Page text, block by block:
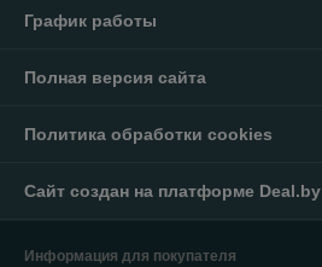
График работы
Полная версия сайта
Политика обработки cookies
Сайт создан на платформе Deal.by
Информация для покупателя